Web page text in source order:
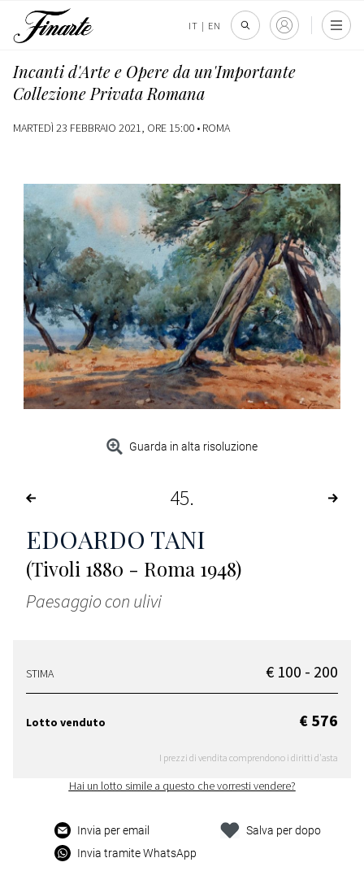
IT | EN
Incanti d'Arte e Opere da un'Importante
Collezione Privata Romana
MARTEDÌ 23 FEBBRAIO 2021, ORE 15:00 • ROMA
Guarda in alta risoluzione
45
EDOARDO TANI
(Tivoli 1880 - Roma 1948)
Paesaggio con ulivi
STIMA € 100 - 200
Lotto venduto € 576
I prezzi di vendita comprendono i diritti d'asta
Hai un lotto simile a questo che vorresti vendere?
Invia per email
Invia tramite WhatsApp
Salva per dopo